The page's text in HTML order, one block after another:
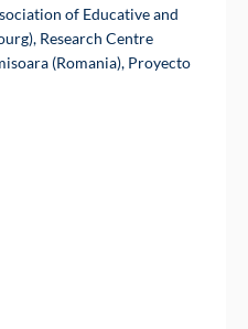
of Educative and
Research Centre
(Romania), Proyecto